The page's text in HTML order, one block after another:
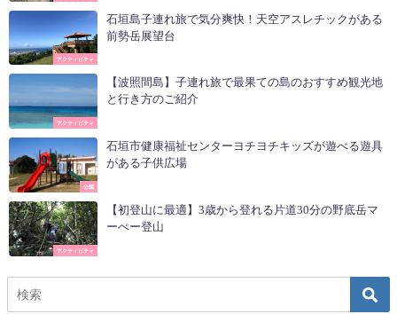
アクティビティ
石垣島子連れ旅で気分爽快！天空アスレチックがある
前勢岳展望台
アクティビティ
【波照間島】子連れ旅で最果ての島のおすすめ観光地
と行き方のご紹介
公園
石垣市健康福祉センターヨチヨチキッズが遊べる遊具
がある子供広場
アクティビティ
【初登山に最適】3歳から登れる片道30分の野底岳マ
ーぺー登山